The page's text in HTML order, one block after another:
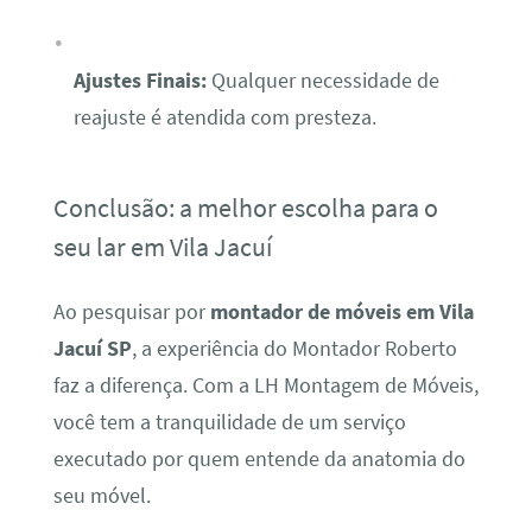
Ajustes Finais:Qualquer necessidade de
reajuste é atendida com presteza.
Conclusão: a melhor escolha para o
seu lar em Vila Jacuí
Ao pesquisar pormontador de móveis em Vila
Jacuí SP, a experiência do Montador Roberto
faz a diferença. Com a LH Montagem de Móveis,
você tem a tranquilidade de um serviço
executado por quem entende da anatomia do
seu móvel.